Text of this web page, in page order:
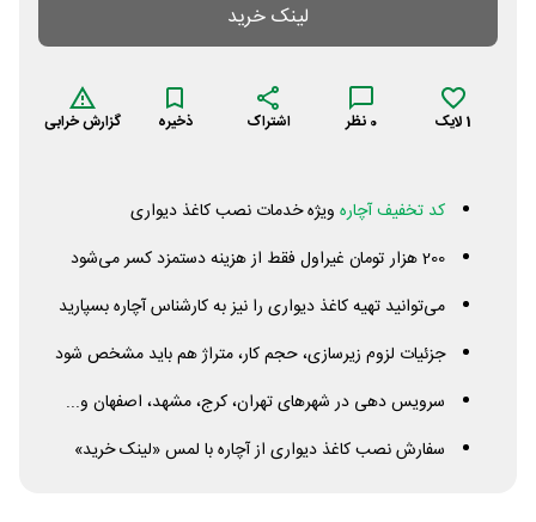
لینک خرید
1لایک 0 نظر اشتراک ذخیره گزارش خرابی
کد تخفیف آچاره ویژه خدمات نصب کاغذ دیواری
200 هزار تومان غیراول فقط از هزینه دستمزد کسر می‌شود
می‌توانید تهیه کاغذ دیواری را نیز به کارشناس آچاره بسپارید
جزئیات لزوم زیرسازی، حجم کار، متراژ هم باید مشخص شود
سرویس دهی در شهرهای تهران، کرج، مشهد، اصفهان و...
سفارش نصب کاغذ دیواری از آچاره با لمس «لینک خرید»